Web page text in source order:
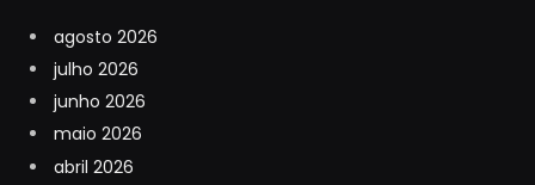
agosto 2026
julho 2026
junho 2026
maio 2026
abril 2026